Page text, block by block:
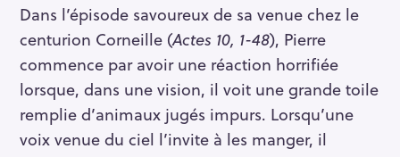
Dans l’épisode savoureux de sa venue chez le
centurion Corneille (Actes 10, 1-48), Pierre
commence par avoir une réaction horrifiée
lorsque, dans une vision, il voit une grande toile
remplie d’animaux jugés impurs. Lorsqu’une
voix venue du ciel l’invite à les manger, il